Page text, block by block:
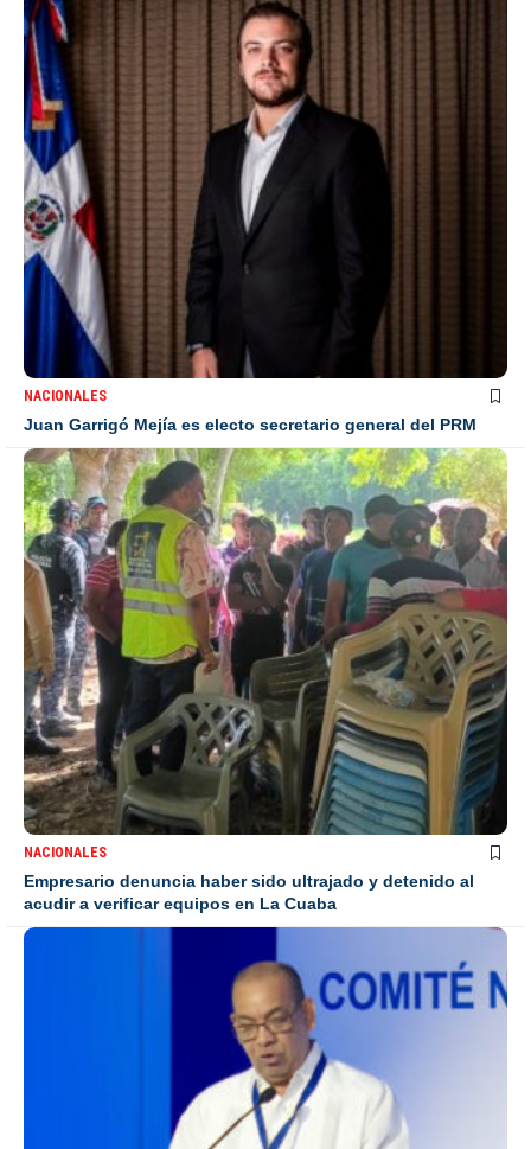
NACIONALES
Juan Garrigó Mejía es electo secretario general del PRM
NACIONALES
Empresario denuncia haber sido ultrajado y detenido al
acudir a verificar equipos en La Cuaba